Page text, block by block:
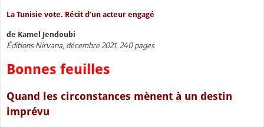
La Tunisie vote. Récit d’un acteur engagé
de Kamel Jendoubi
Éditions Nirvana, décembre 2021, 240 pages
Bonnes feuilles
Quand les circonstances mènent à un destin
imprévu